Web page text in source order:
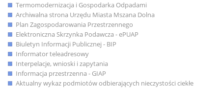
Termomodernizacja i Gospodarka Odpadami
Archiwalna strona Urzędu Miasta Mszana Dolna
Plan Zagospodarowania Przestrzennego
Elektroniczna Skrzynka Podawcza - ePUAP
Biuletyn Informacji Publicznej - BIP
Informator teleadresowy
Interpelacje, wnioski i zapytania
Informacja przestrzenna - GIAP
Aktualny wykaz podmiotów odbierających nieczystości ciekłe